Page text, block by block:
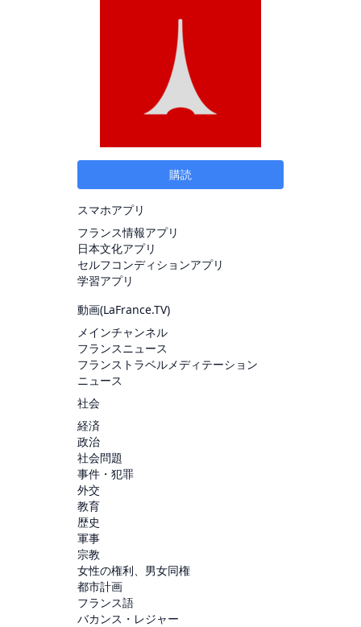
購読
スマホアプリ
フランス情報アプリ
日本文化アプリ
セルフコンディションアプリ
学習アプリ
動画(LaFrance.TV)
メインチャンネル
フランスニュース
フランストラベルメディテーション
ニュース
社会
経済
政治
社会問題
事件・犯罪
外交
教育
歴史
軍事
宗教
女性の権利、男女同権
都市計画
フランス語
バカンス・レジャー